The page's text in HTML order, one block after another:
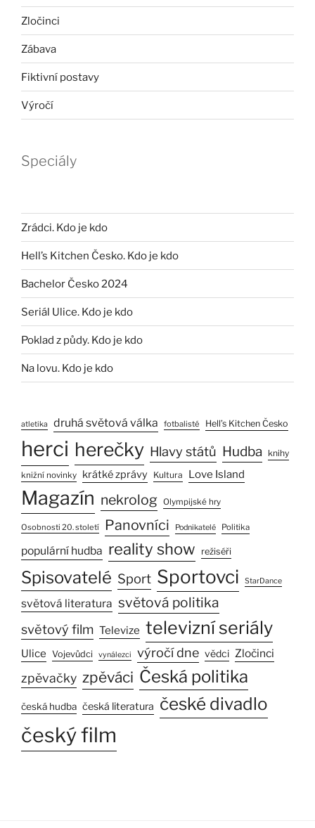
Zločinci
Zábava
Fiktivní postavy
Výročí
Speciály
Zrádci. Kdo je kdo
Hell’s Kitchen Česko. Kdo je kdo
Bachelor Česko 2024
Seriál Ulice. Kdo je kdo
Poklad z půdy. Kdo je kdo
Na lovu. Kdo je kdo
atletika druhá světová válka fotbalisté Hell’s Kitchen Česko
herci herečky Hlavy států Hudba knihy
knižní novinky krátké zprávy Kultura Love Island
Magazín nekrolog Olympijské hry
Osobnosti 20. století Panovníci Podnikatelé Politika
populární hudba reality show režiséři
Spisovatelé Sport Sportovci StarDance
světová literatura světová politika
světový film Televize televizní seriály
Ulice Vojevůdci vynálezci výročí dne vědci Zločinci
zpěvačky zpěváci Česká politika
česká hudba česká literatura české divadlo
český film